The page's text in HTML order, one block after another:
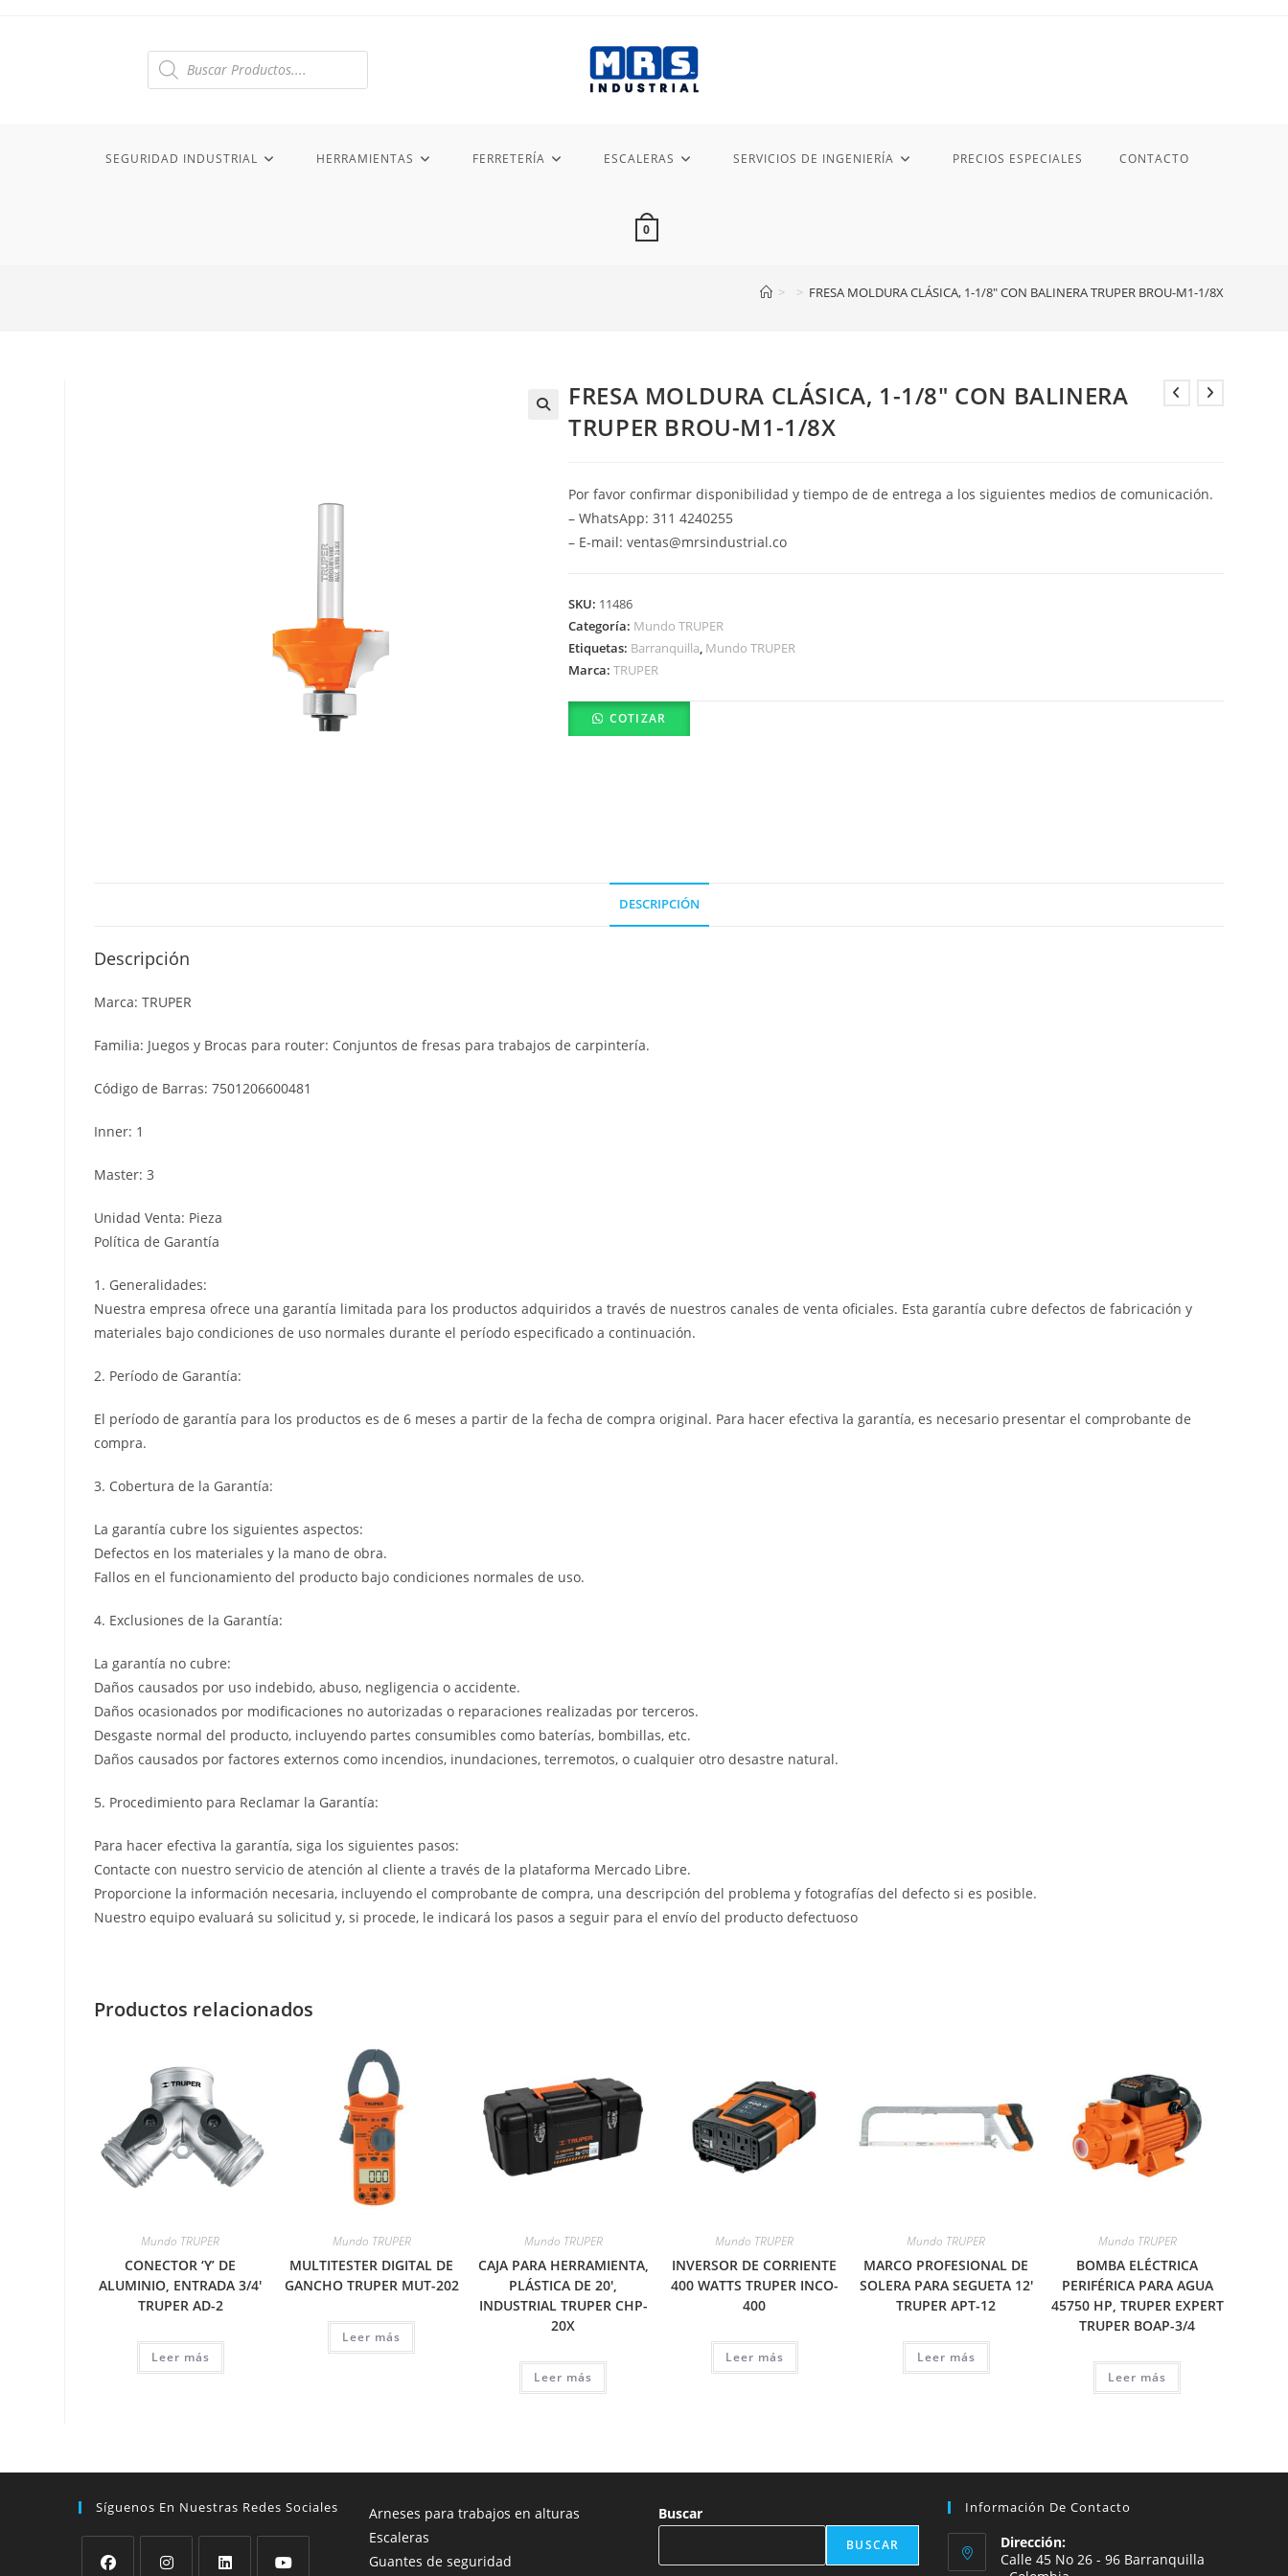
Búsqueda
SEGURIDAD INDUSTRIAL HERRAMIENTAS FERRETERÍA ESCALERAS SERVICIOS DE INGENIERÍA PRECIOS ESPECIALES CONTACTO
0
> > FRESA MOLDURA CLÁSICA, 1-1/8″ CON BALINERA TRUPER BROU-M1-1/8X
FRESA MOLDURA CLÁSICA, 1-1/8″ CON BALINERA
TRUPER BROU-M1-1/8X
Por favor confirmar disponibilidad y tiempo de de entrega a los siguientes medios de comunicación.
– WhatsApp: 311 4240255
– E-mail: ventas@mrsindustrial.co
SKU: 11486
Categoría: Mundo TRUPER
Etiquetas: Barranquilla Mundo TRUPER
Marca:TRUPER
COTIZAR
DESCRIPCIÓN
Descripción
Marca: TRUPER
Familia: Juegos y Brocas para router: Conjuntos de fresas para trabajos de carpintería.
Código de Barras: 7501206600481
Inner: 1
Master: 3
Unidad Venta: Pieza
Política de Garantía
1. Generalidades:
Nuestra empresa ofrece una garantía limitada para los productos adquiridos a través de nuestros canales de venta oficiales. Esta garantía cubre defectos de fabricación y
materiales bajo condiciones de uso normales durante el período especificado a continuación.
2. Período de Garantía:
El período de garantía para los productos es de 6 meses a partir de la fecha de compra original. Para hacer efectiva la garantía, es necesario presentar el comprobante de
compra.
3. Cobertura de la Garantía:
La garantía cubre los siguientes aspectos:
Defectos en los materiales y la mano de obra.
Fallos en el funcionamiento del producto bajo condiciones normales de uso.
4. Exclusiones de la Garantía:
La garantía no cubre:
Daños causados por uso indebido, abuso, negligencia o accidente.
Daños ocasionados por modificaciones no autorizadas o reparaciones realizadas por terceros.
Desgaste normal del producto, incluyendo partes consumibles como baterías, bombillas, etc.
Daños causados por factores externos como incendios, inundaciones, terremotos, o cualquier otro desastre natural.
5. Procedimiento para Reclamar la Garantía:
Para hacer efectiva la garantía, siga los siguientes pasos:
Contacte con nuestro servicio de atención al cliente a través de la plataforma Mercado Libre.
Proporcione la información necesaria, incluyendo el comprobante de compra, una descripción del problema y fotografías del defecto si es posible.
Nuestro equipo evaluará su solicitud y, si procede, le indicará los pasos a seguir para el envío del producto defectuoso
Productos relacionados
Mundo TRUPER
CONECTOR ‘Y’ DE
ALUMINIO, ENTRADA 3/4′
TRUPER AD-2
Leer más
Mundo TRUPER
MULTITESTER DIGITAL DE
GANCHO TRUPER MUT-202
Leer más
Mundo TRUPER
CAJA PARA HERRAMIENTA,
PLÁSTICA DE 20′,
INDUSTRIAL TRUPER CHP-
20X
Leer más
Mundo TRUPER
INVERSOR DE CORRIENTE
400 WATTS TRUPER INCO-
400
Leer más
Mundo TRUPER
MARCO PROFESIONAL DE
SOLERA PARA SEGUETA 12′
TRUPER APT-12
Leer más
Mundo TRUPER
BOMBA ELÉCTRICA
PERIFÉRICA PARA AGUA
45750 HP, TRUPER EXPERT
TRUPER BOAP-3/4
Leer más
Síguenos En Nuestras Redes Sociales
Arneses para trabajos en alturas
Escaleras
Guantes de seguridad
Buscar
BUSCAR
Información De Contacto
Dirección:
Calle 45 No 26 - 96 Barranquilla